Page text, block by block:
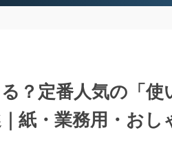
？定番人気の「使
紙・業務用・おし